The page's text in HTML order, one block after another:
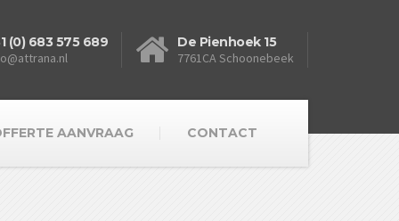
(0) 683 575 689
De Pienhoek 15
7761CA Schoonebeek
AANVRAAG CONTACT